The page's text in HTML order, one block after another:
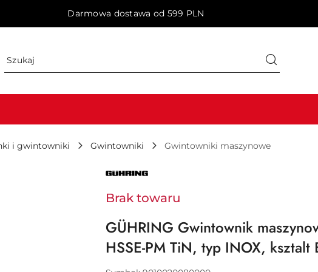
Darmowa dostawa od 599 PLN
i gwintowniki Gwintowniki Gwintowniki maszynowe
NAZWA
PRODUCENTA:
Brak towaru
GÜHRING Gwintownik
HSSE-PM TiN, typ INOX, ksztalt